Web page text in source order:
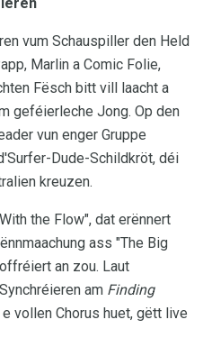
vum Schauspiller den Held
Marlin a Comic Folie,
Fësch bitt vill laacht a
geféierleche Jong. Op den
vun enger Gruppe
Dude-Schildkröt, déi
kreuzen.
the Flow", dat erënnert
ass "The Big
an zou. Laut
am Finding
vollen Chorus huet, gëtt live